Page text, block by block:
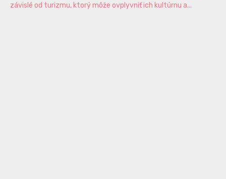
závislé od turizmu, ktorý môže ovplyvniť ich kultúrnu a...